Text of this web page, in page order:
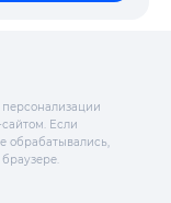
Если
обрабатывались,